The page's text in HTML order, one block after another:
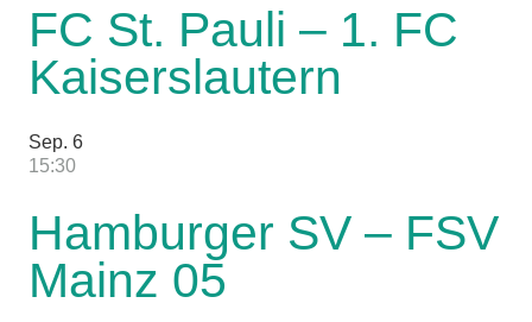
FC St. Pauli – 1. FC
Kaiserslautern
Sep. 6
15:30
Hamburger SV – FSV
Mainz 05